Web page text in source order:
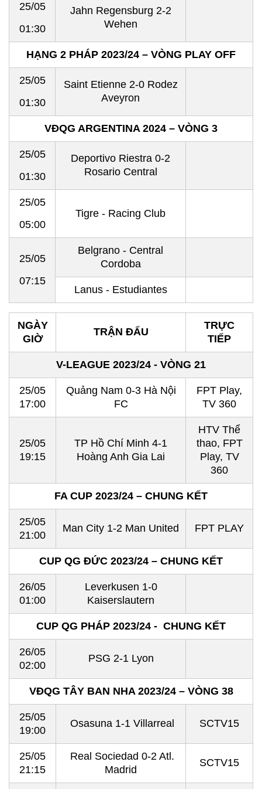
25/05
01:30
Jahn Regensburg 2-2
Wehen
HẠNG 2 PHÁP 2023/24 – VÒNG PLAY OFF
25/05
01:30
Saint Etienne 2-0 Rodez
Aveyron
VĐQG ARGENTINA 2024 – VÒNG 3
25/05
01:30
Deportivo Riestra 0-2
Rosario Central
25/05
05:00
Tigre - Racing Club
25/05
07:15
Belgrano - Central
Cordoba
Lanus - Estudiantes
NGÀY
GIỜ
TRẬN ĐẤU
TRỰC
TIẾP
V-LEAGUE 2023/24 - VÒNG 21
25/05
17:00
Quảng Nam 0-3 Hà Nội
FC
FPT Play,
TV 360
25/05
19:15
TP Hồ Chí Minh 4-1
Hoàng Anh Gia Lai
HTV Thể
thao, FPT
Play, TV
360
FA CUP 2023/24 – CHUNG KẾT
25/05
21:00
Man City 1-2 Man United FPT PLAY
CUP QG ĐỨC 2023/24 – CHUNG KẾT
26/05
01:00
Leverkusen 1-0
Kaiserslautern
CUP QG PHÁP 2023/24 - CHUNG KẾT
26/05
02:00
PSG 2-1 Lyon
VĐQG TÂY BAN NHA 2023/24 – VÒNG 38
25/05
19:00
Osasuna 1-1 Villarreal SCTV15
25/05
21:15
Real Sociedad 0-2 Atl.
Madrid
SCTV15